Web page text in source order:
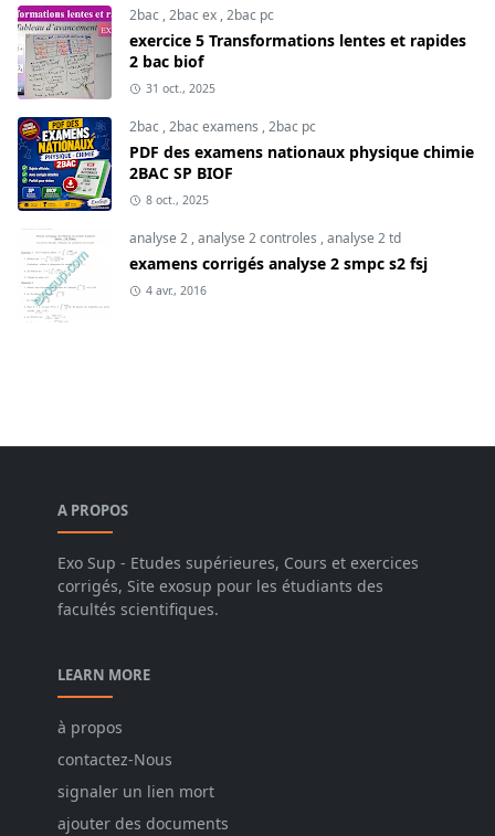
2bac ,2bac ex ,2bac pc
exercice 5 Transformations lentes et rapides
2 bac biof
31 oct., 2025
2bac ,2bac examens ,2bac pc
PDF des examens nationaux physique chimie
2BAC SP BIOF
8 oct., 2025
analyse 2 ,analyse 2 controles ,analyse 2 td
examens corrigés analyse 2 smpc s2 fsj
4 avr., 2016
A PROPOS
Exo Sup - Etudes supérieures, Cours et exercices
corrigés, Site exosup pour les étudiants des
facultés scientifiques.
LEARN MORE
à propos
contactez-Nous
signaler un lien mort
ajouter des documents